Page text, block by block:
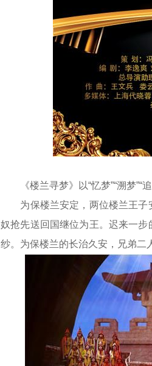
《楼兰寻梦》以“忆梦”“溯梦”“追
为保楼兰安定，两位楼兰王子
奴抢先送回国继位为王。迟来一
纱。为保楼兰的长治久安，兄弟